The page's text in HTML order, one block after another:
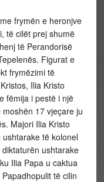
frymën e heronjve
të cilët prej shumë
të Perandorisë
Figurat e
frymëzimi të
Ilia Kristo
fëmija i pestë i një
17 vjeçare ju
Majori Ilia Kristo
të kolonel
ushtarake
Ilia Papa u caktua
të cilin